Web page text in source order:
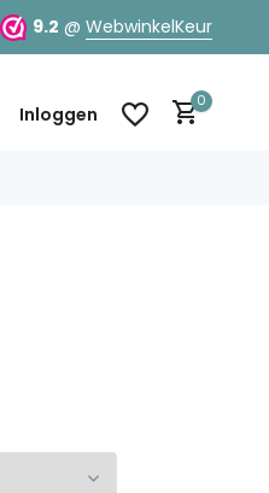
9.2 @ WebwinkelKeur
Inloggen
0